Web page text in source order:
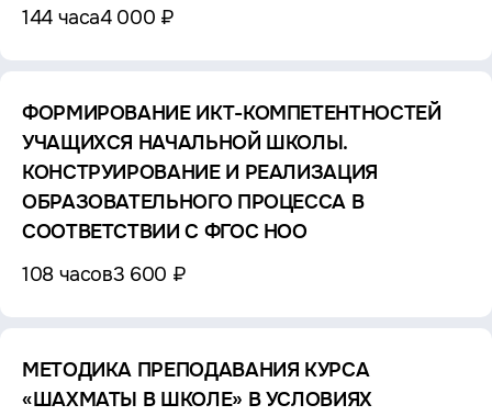
144 часа4 000 ₽
ФОРМИРОВАНИЕ ИКТ-КОМПЕТЕНТНОСТЕЙ
УЧАЩИХСЯ НАЧАЛЬНОЙ ШКОЛЫ.
КОНСТРУИРОВАНИЕ И РЕАЛИЗАЦИЯ
ОБРАЗОВАТЕЛЬНОГО ПРОЦЕССА В
СООТВЕТСТВИИ С ФГОС НОО
108 часов3 600 ₽
МЕТОДИКА ПРЕПОДАВАНИЯ КУРСА
«ШАХМАТЫ В ШКОЛЕ» В УСЛОВИЯХ